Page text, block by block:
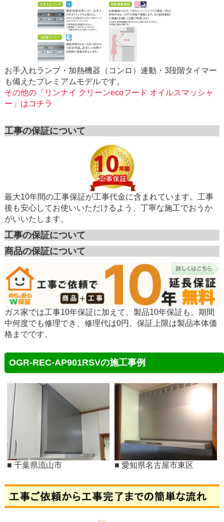
お手入れランプ・加熱機器（コンロ）連動・3段階タイマー
も備えたプレミアムモデルです。
その他の「リンナイ クリーンecoフード オイルスマッシャ
ー」はコチラ
工事の保証について
最大10年間の工事保証が工事代金に含まれています。工事
後も安心してお使いいただけるよう、丁寧な施工でおうか
がいいたします。
工事の保証について
商品の保証について
ガス家では工事10年保証に加えて、製品10年保証も。期間
中何度でも修理でき、修理代は0円。保証上限は製品本体価
格までです。
OGR-REC-AP901RSVの施工事例
■ 千葉県流山市 ■ 愛知県名古屋市東区